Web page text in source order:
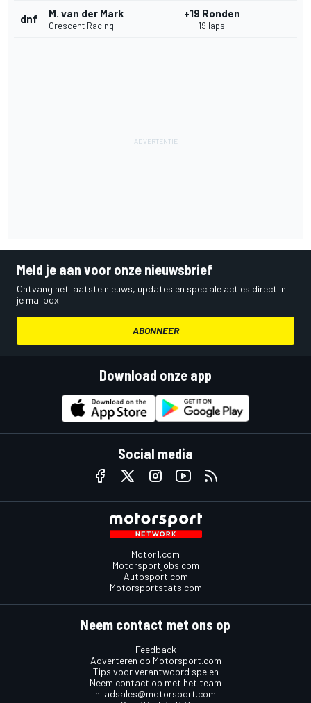
dnf M. van der Mark
Crescent Racing
+19 Ronden
19 laps
Meld je aan voor onze nieuwsbrief
Ontvang het laatste nieuws, updates en speciale acties direct in
je mailbox.
ABONNEER
Download onze app
Social media
Motor1.com
Motorsportjobs.com
Autosport.com
Motorsportstats.com
Neem contact met ons op
Feedback
Adverteren op Motorsport.com
Tips voor verantwoord spelen
Neem contact op met het team
nl.adsales@motorsport.com